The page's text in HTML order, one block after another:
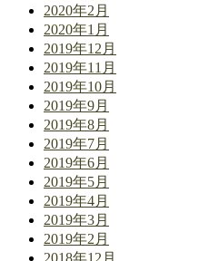
2020年2月
2020年1月
2019年12月
2019年11月
2019年10月
2019年9月
2019年8月
2019年7月
2019年6月
2019年5月
2019年4月
2019年3月
2019年2月
2018年12月